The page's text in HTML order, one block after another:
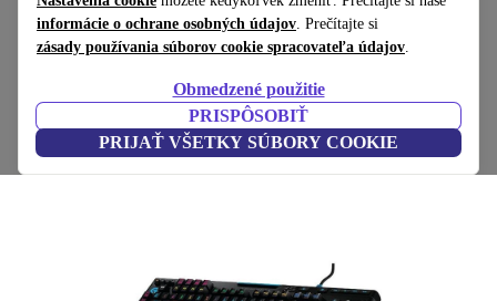
informácie o ochrane osobných údajov. Prečítajte si
zásady používania súborov cookie spracovateľa údajov.
Obmedzené použitie
PRISPÔSOBIŤ
PRIJAŤ VŠETKY SÚBORY COOKIE
Domov Produkty Príslušenstvo Počítačové príslušenstvo
Logitech G910 Orion Spark
Romer-G Tactile | Čierna | US
(Zbieranie recenzií)